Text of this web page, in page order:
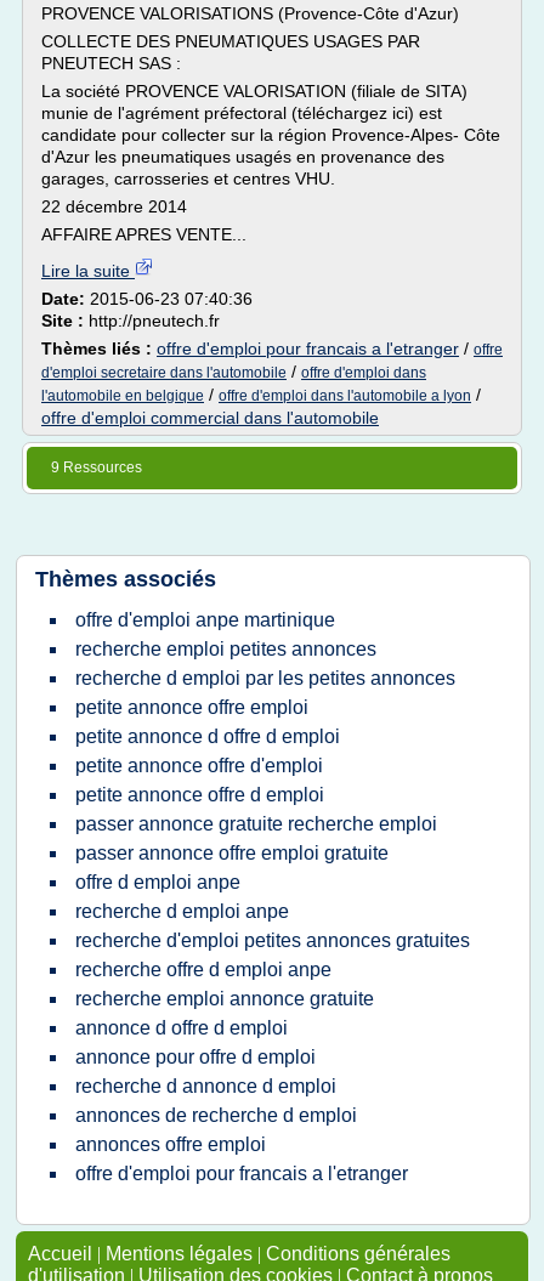
PROVENCE VALORISATIONS (Provence-Côte d'Azur)
COLLECTE DES PNEUMATIQUES USAGES PAR
PNEUTECH SAS :
La société PROVENCE VALORISATION (filiale de SITA)
munie de l'agrément préfectoral (téléchargez ici) est
candidate pour collecter sur la région Provence-Alpes- Côte
d'Azur les pneumatiques usagés en provenance des
garages, carrosseries et centres VHU.
22 décembre 2014
AFFAIRE APRES VENTE...
Lire la suite
Date: 2015-06-23 07:40:36
Site : http://pneutech.fr
Thèmes liés : offre d'emploi pour francais a l'etranger / offre
d'emploi secretaire dans l'automobile / offre d'emploi dans
l'automobile en belgique / offre d'emploi dans l'automobile a lyon /
offre d'emploi commercial dans l'automobile
9 Ressources
Thèmes associés
offre d'emploi anpe martinique
recherche emploi petites annonces
recherche d emploi par les petites annonces
petite annonce offre emploi
petite annonce d offre d emploi
petite annonce offre d'emploi
petite annonce offre d emploi
passer annonce gratuite recherche emploi
passer annonce offre emploi gratuite
offre d emploi anpe
recherche d emploi anpe
recherche d'emploi petites annonces gratuites
recherche offre d emploi anpe
recherche emploi annonce gratuite
annonce d offre d emploi
annonce pour offre d emploi
recherche d annonce d emploi
annonces de recherche d emploi
annonces offre emploi
offre d'emploi pour francais a l'etranger
Accueil | Mentions légales | Conditions générales
d'utilisation | Utilisation des cookies | Contact à propos